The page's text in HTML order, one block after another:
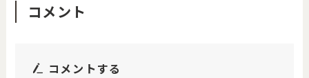
コメント
コメントする